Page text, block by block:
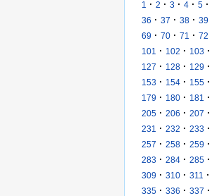
1 · 2 · 3 · 4 · 5 ·
36 · 37 · 38 · 39
69 · 70 · 71 · 72
101
· 102 · 103 ·
127 · 128 · 129 ·
153 · 154 · 155 ·
179 · 180 · 181 ·
205 · 206 · 207 ·
231
· 232 · 233 ·
257 · 258 · 259 ·
283 · 284 · 285 ·
309 · 310 · 311 ·
335 · 336 · 337 ·